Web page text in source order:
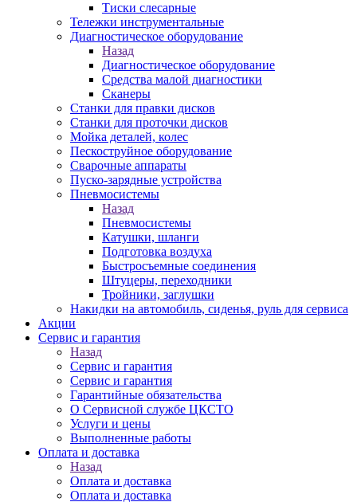
Тиски слесарные
Тележки инструментальные
Диагностическое оборудование
Назад
Диагностическое оборудование
Средства малой диагностики
Сканеры
Станки для правки дисков
Станки для проточки дисков
Мойка деталей, колес
Пескоструйное оборудование
Сварочные аппараты
Пуско-зарядные устройства
Пневмосистемы
Назад
Пневмосистемы
Катушки, шланги
Подготовка воздуха
Быстросъемные соединения
Штуцеры, переходники
Тройники, заглушки
Накидки на автомобиль, сиденья, руль для сервиса
Акции
Сервис и гарантия
Назад
Сервис и гарантия
Сервис и гарантия
Гарантийные обязательства
О Сервисной службе ЦКСТО
Услуги и цены
Выполненные работы
Оплата и доставка
Назад
Оплата и доставка
Оплата и доставка